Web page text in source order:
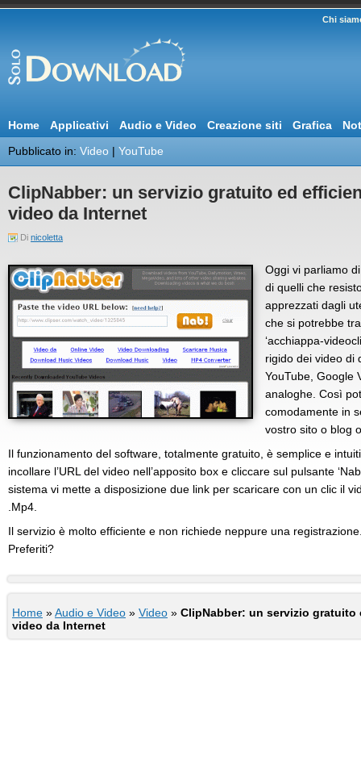
Chi
Home Applicativi Audio e Video Creazione siti Grafica
Pubblicato in: Video | YouTube
ClipNabber: un servizio gratuito ed
video da Internet
Di nicoletta
Oggi vi parliamo
di quelli che
apprezzati dagli
che si potrebbe
‘acchiappa-
rigido dei video di
YouTube, Google
analoghe. Così
comodamente in
vostro sito o blog
Il funzionamento del software, totalmente gratuito, è semplice e
incollare l’URL del video nell’apposito box e cliccare sul pulsante
sistema vi mette a disposizione due link per scaricare con un clic il
.Mp4.
Il servizio è molto efficiente e non richiede neppure una
Preferiti?
Home »Audio e Video » Video » ClipNabber: un servizio gratuito
video da Internet